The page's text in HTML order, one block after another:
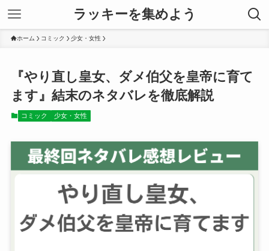
ラッキーを集めよう
ホーム コミック 少女・女性
『やり直し皇女、ダメ伯父を皇帝に育て
ます』結末のネタバレを徹底解説
コミック 少女・女性